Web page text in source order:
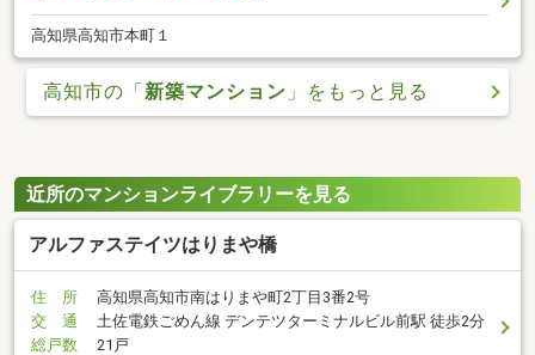
高知県高知市本町１
高知市の「新築マンション 」をもっと見る
近所のマンションライブラリーを見る
アルファステイツはりまや橋
住 所
高知県高知市南はりまや町2丁目3番2号
交 通
土佐電鉄ごめん線 デンテツターミナルビル前駅 徒歩2分
総戸数
21戸